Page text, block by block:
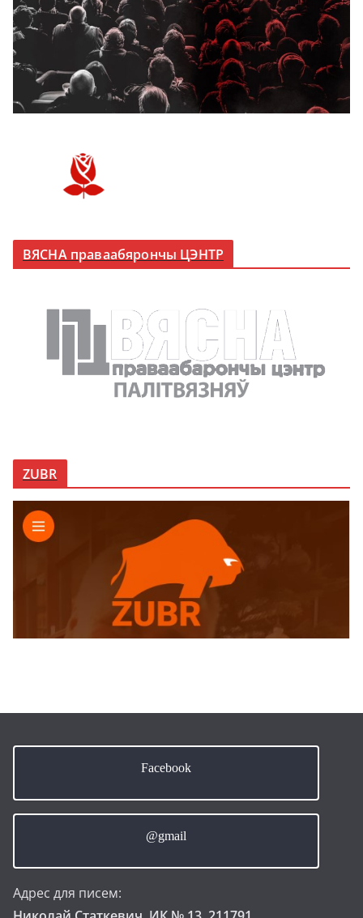
ВЯСНА праваабярончы ЦЭНТР
ZUBR
Facebook
@gmail
Адрес для писем: